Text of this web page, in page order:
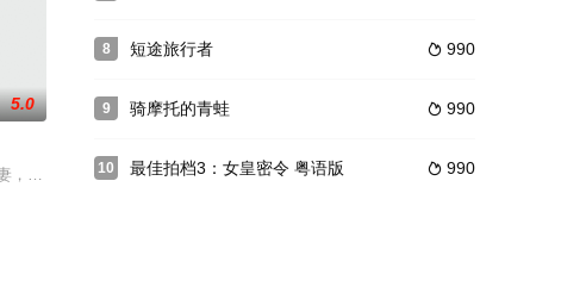
刺了许多卑污可笑的现象。
竞选连任，他准备颁布一项犯罪控制法案，一旦法案通过，安德鲁的连任便是
5.0
，独立抚养4个孩子：小东（林青霞 饰）、小南（张曼玉 饰）、小西（邱淑贞
8  990
短途旅行者
9  990
骑摩托的青蛙
10  990
最佳拍档3：女皇密令 粤语版